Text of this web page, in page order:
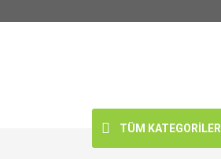
TÜM KATEGORİLER